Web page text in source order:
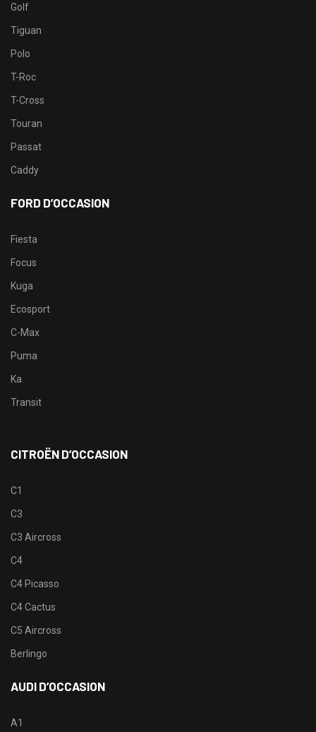
Golf
Tiguan
Polo
T-Roc
T-Cross
Touran
Passat
Caddy
FORD D’OCCASION
Fiesta
Focus
Kuga
Ecosport
C-Max
Puma
Ka
Transit
CITROËN D’OCCASION
C1
C3
C3 Aircross
C4
C4 Picasso
C4 Cactus
C5 Aircross
Berlingo
AUDI D’OCCASION
A1